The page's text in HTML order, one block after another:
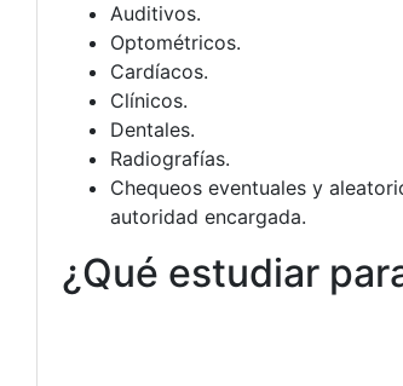
Auditivos.
Optométricos.
Cardíacos.
Clínicos.
Dentales.
Radiografías.
Chequeos eventuales y
autoridad encargada.
¿Qué estudiar